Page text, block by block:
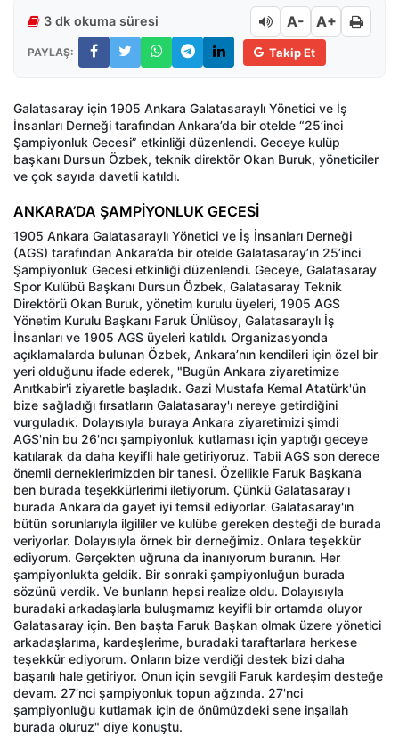
3 dk okuma süresi A- A+
PAYLAŞ: Takip Et
Galatasaray için 1905 Ankara Galatasaraylı Yönetici ve İş
İnsanları Derneği tarafından Ankara’da bir otelde “25’inci
Şampiyonluk Gecesi” etkinliği düzenlendi. Geceye kulüp
başkanı Dursun Özbek, teknik direktör Okan Buruk, yöneticiler
ve çok sayıda davetli katıldı.
ANKARA’DA ŞAMPİYONLUK GECESİ
1905 Ankara Galatasaraylı Yönetici ve İş İnsanları Derneği
(AGS) tarafından Ankara’da bir otelde Galatasaray’ın 25’inci
Şampiyonluk Gecesi etkinliği düzenlendi. Geceye, Galatasaray
Spor Kulübü Başkanı Dursun Özbek, Galatasaray Teknik
Direktörü Okan Buruk, yönetim kurulu üyeleri, 1905 AGS
Yönetim Kurulu Başkanı Faruk Ünlüsoy, Galatasaraylı İş
İnsanları ve 1905 AGS üyeleri katıldı. Organizasyonda
açıklamalarda bulunan Özbek, Ankara’nın kendileri için özel bir
yeri olduğunu ifade ederek, "Bugün Ankara ziyaretimize
Anıtkabir'i ziyaretle başladık. Gazi Mustafa Kemal Atatürk'ün
bize sağladığı fırsatların Galatasaray'ı nereye getirdiğini
vurguladık. Dolayısıyla buraya Ankara ziyaretimizi şimdi
AGS'nin bu 26'ncı şampiyonluk kutlaması için yaptığı geceye
katılarak da daha keyifli hale getiriyoruz. Tabii AGS son derece
önemli derneklerimizden bir tanesi. Özellikle Faruk Başkan’a
ben burada teşekkürlerimi iletiyorum. Çünkü Galatasaray'ı
burada Ankara'da gayet iyi temsil ediyorlar. Galatasaray'ın
bütün sorunlarıyla ilgililer ve kulübe gereken desteği de burada
veriyorlar. Dolayısıyla örnek bir derneğimiz. Onlara teşekkür
ediyorum. Gerçekten uğruna da inanıyorum buranın. Her
şampiyonlukta geldik. Bir sonraki şampiyonluğun burada
sözünü verdik. Ve bunların hepsi realize oldu. Dolayısıyla
buradaki arkadaşlarla buluşmamız keyifli bir ortamda oluyor
Galatasaray için. Ben başta Faruk Başkan olmak üzere yönetici
arkadaşlarıma, kardeşlerime, buradaki taraftarlara herkese
teşekkür ediyorum. Onların bize verdiği destek bizi daha
başarılı hale getiriyor. Onun için sevgili Faruk kardeşim desteğe
devam. 27’nci şampiyonluk topun ağzında. 27'nci
şampiyonluğu kutlamak için de önümüzdeki sene inşallah
burada oluruz" diye konuştu.